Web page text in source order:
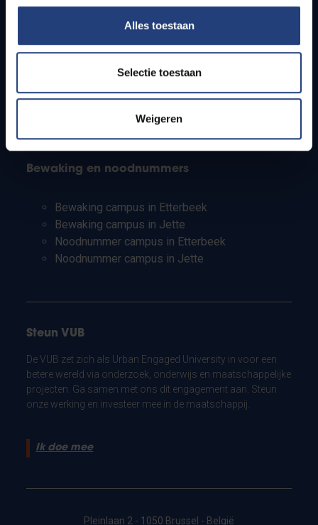
Alles toestaan
Selectie toestaan
Weigeren
Studenten
PhD-studenten
Leerkrachten en secundaire scholen
Bewaking en noodnummers
Bewaking campus in Etterbeek
Bewaking campus in Jette
Noodnummer campus in Etterbeek
Noodnummer campus in Jette
Steun VUB
De VUB zet zich als Urban Engaged University in voor een
betere wereld via onderzoek, onderwijs en maatschappelijke
projecten. Ga samen met ons dit engagement aan. Steun
onze werking en investeer mee in de maatschappij.
Ik doe mee
Pleinlaan 2 - 1050 Brussel - België